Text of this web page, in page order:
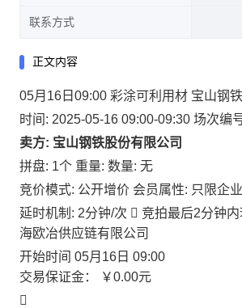
联系方式
正文内容
05月16日09:00 彩涂可利用材 宝山钢
时间: 2025-05-16 09:00-09:30 场次编
卖方: 宝山钢铁股份有限公司
拼盘: 1个 重量: 数量: 无
竞价模式: 公开增价 会员属性: 只限企业
延时机制: 2分钟/次  竞拍最后2分钟
海欧冶供应链有限公司
开始时间 05月16日 09:00
交易保证金：
￥0.00元
